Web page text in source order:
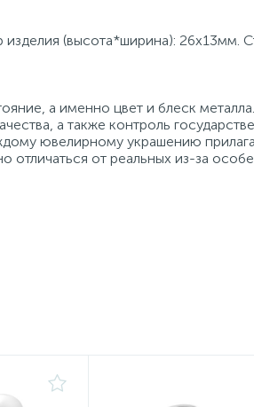
(высота*ширина): 26х13мм.
а именно цвет и блеск
а также контроль
ювелирному украшению
отличаться от реальных из-за